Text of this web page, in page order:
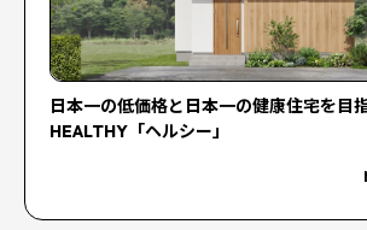
日本一の低価格と日本一の健康住宅を目
HEALTHY「ヘルシー」